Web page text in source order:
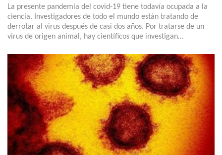
La presente pandemia del covid-19 tiene todavía ocupada a la
ciencia. Investigadores de todo el mundo están tratando de
derrotar al virus después de casi dos años. Por tratarse de un
virus de origen animal, hay científicos que investigan…